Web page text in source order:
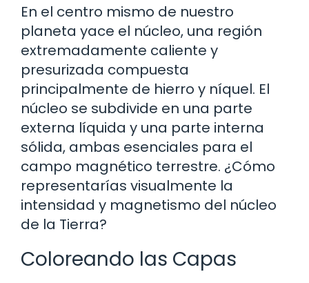
En el centro mismo de nuestro
planeta yace el núcleo, una región
extremadamente caliente y
presurizada compuesta
principalmente de hierro y níquel. El
núcleo se subdivide en una parte
externa líquida y una parte interna
sólida, ambas esenciales para el
campo magnético terrestre. ¿Cómo
representarías visualmente la
intensidad y magnetismo del núcleo
de la Tierra?
Coloreando las Capas